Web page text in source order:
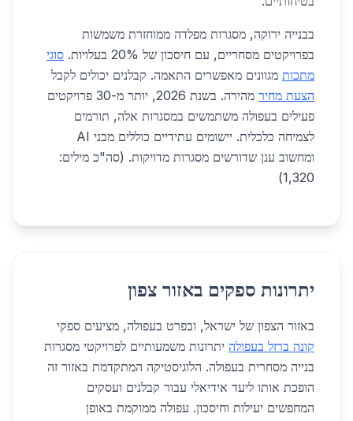
בבנייה ירוקה, מסגרות מפלדה ממוחזרת משמשות
בפרויקטים מסחריים, עם חיסכון של 20% בעלויות.
סוגי
מתכות מגוונים מאפשרים התאמה. קבלנים יכולים לקבל
הצעת מחיר
מהירה. בשנת 2026, יותר מ-30 פרויקטים
פעילים בעפולה משתמשים במסגרות אלה, תורמים
לצמיחה כלכלית. יישומים עתידיים כוללים מבני AI
ומחשוב ענן שדורשים מסגרות מדויקות. (סה"כ מילים:
1,320)
יתרונות ספקים באזור צפון
באזור הצפון של ישראל, ובפרט בעפולה, מציעים ספקי
קונה ברזל בעפולה יתרונות משמעותיים לפרויקטי מסגרות
בנייה מסחרית בעפולה. הלוגיסטיקה המתקדמת באזור זה
הופכת אותו ליעד אידיאלי עבור קבלנים ועסקים
המחפשים יעילות וחיסכון. עפולה ממוקמת באופן